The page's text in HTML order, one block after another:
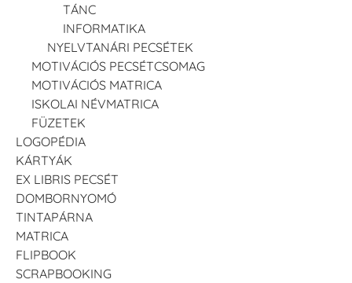
TÁNC
INFORMATIKA
NYELVTANÁRI PECSÉTEK
MOTIVÁCIÓS PECSÉTCSOMAG
MOTIVÁCIÓS MATRICA
ISKOLAI NÉVMATRICA
FÜZETEK
LOGOPÉDIA
KÁRTYÁK
EX LIBRIS PECSÉT
DOMBORNYOMÓ
TINTAPÁRNA
MATRICA
FLIPBOOK
SCRAPBOOKING